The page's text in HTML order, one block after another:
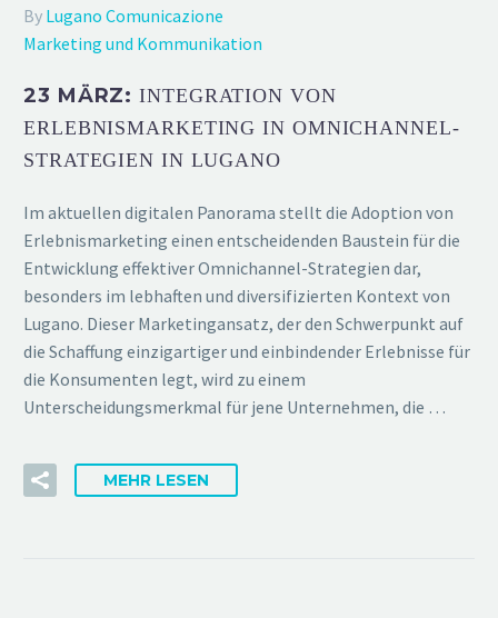
By Lugano Comunicazione
Marketing und Kommunikation
23 MÄRZ:INTEGRATION VON
ERLEBNISMARKETING IN OMNICHANNEL-
STRATEGIEN IN LUGANO
Im aktuellen digitalen Panorama stellt die Adoption von
Erlebnismarketing einen entscheidenden Baustein für die
Entwicklung effektiver Omnichannel-Strategien dar,
besonders im lebhaften und diversifizierten Kontext von
Lugano. Dieser Marketingansatz, der den Schwerpunkt auf
die Schaffung einzigartiger und einbindender Erlebnisse für
die Konsumenten legt, wird zu einem
Unterscheidungsmerkmal für jene Unternehmen, die …
MEHR LESEN